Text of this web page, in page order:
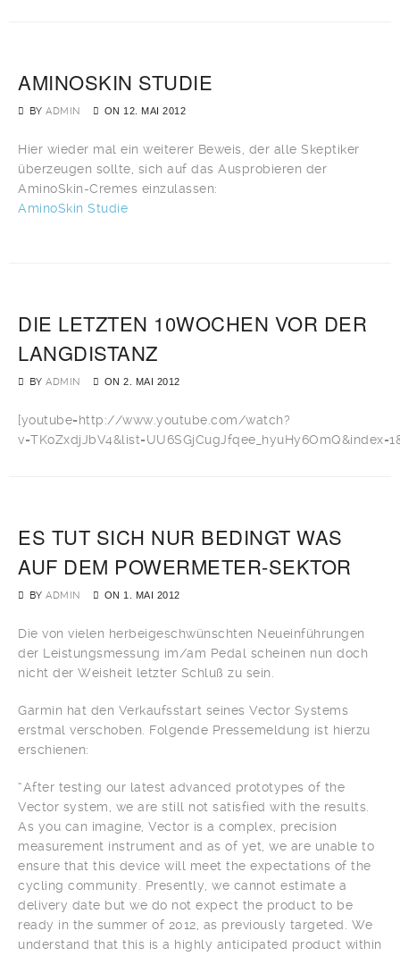
AMINOSKIN STUDIE
BY ADMIN ON 12. MAI 2012
Hier wieder mal ein weiterer Beweis, der alle Skeptiker
überzeugen sollte, sich auf das Ausprobieren der
AminoSkin-Cremes einzulassen:
AminoSkin Studie
DIE LETZTEN 10WOCHEN VOR DER
LANGDISTANZ
BY ADMIN ON 2. MAI 2012
[youtube=http://www.youtube.com/watch?
ES TUT SICH NUR BEDINGT WAS
AUF DEM POWERMETER-SEKTOR
BY ADMIN ON 1. MAI 2012
Die von vielen herbeigeschwünschten Neueinführungen
der Leistungsmessung im/am Pedal scheinen nun doch
nicht der Weisheit letzter Schluß zu sein.
Garmin hat den Verkaufsstart seines Vector Systems
erstmal verschoben. Folgende Pressemeldung ist hierzu
erschienen:
“After testing our latest advanced prototypes of the
Vector system, we are still not satisfied with the results.
As you can imagine, Vector is a complex, precision
measurement instrument and as of yet, we are unable to
ensure that this device will meet the expectations of the
cycling community. Presently, we cannot estimate a
delivery date but we do not expect the product to be
ready in the summer of 2012, as previously targeted. We
understand that this is a highly anticipated product within